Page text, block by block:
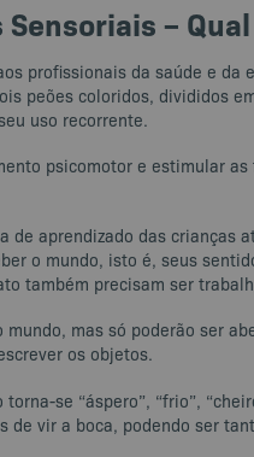
–
profissionais da saúde e
peões coloridos, divididos
uso recorrente.
psicomotor e estimular
aprendizado das crianças
o mundo, isto é, seus
também precisam ser
mas só poderão ser
os objetos.
se “áspero”, “frio”,
vir a boca, podendo ser